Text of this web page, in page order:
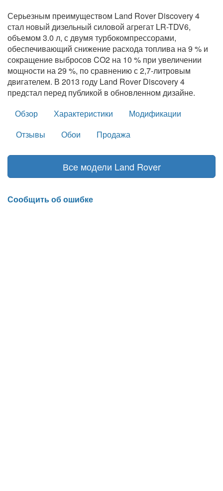
Серьезным преимуществом Land Rover Discovery 4
стал новый дизельный силовой агрегат LR-TDV6,
объемом 3.0 л, с двумя турбокомпрессорами,
обеспечивающий снижение расхода топлива на 9 % и
сокращение выбросов CO2 на 10 % при увеличении
мощности на 29 %, по сравнению с 2,7-литровым
двигателем. В 2013 году Land Rover Discovery 4
предстал перед публикой в обновленном дизайне.
Обзор
Характеристики
Модификации
Отзывы
Обои Продажа
Все модели Land Rover
Сообщить об ошибке